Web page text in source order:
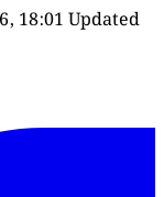
18:01 Updated